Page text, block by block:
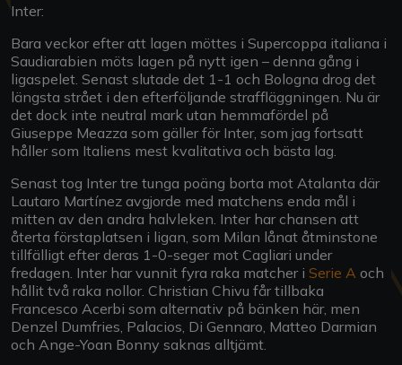
Inter:
Bara veckor efter att lagen möttes i Supercoppa italiana i
Saudiarabien möts lagen på nytt igen – denna gång i
ligaspelet. Senast slutade det 1-1 och Bologna drog det
längsta strået i den efterföljande straffläggningen. Nu är
det dock inte neutral mark utan hemmafördel på
Giuseppe Meazza som gäller för Inter, som jag fortsatt
håller som Italiens mest kvalitativa och bästa lag.
Senast tog Inter tre tunga poäng borta mot Atalanta där
Lautaro Martínez avgjorde med matchens enda mål i
mitten av den andra halvleken. Inter har chansen att
återta förstaplatsen i ligan, som Milan lånat åtminstone
tillfälligt efter deras 1-0-seger mot Cagliari under
fredagen. Inter har vunnit fyra raka matcher i Serie A och
hållit två raka nollor. Christian Chivu får tillbaka
Francesco Acerbi som alternativ på bänken här, men
Denzel Dumfries, Palacios, Di Gennaro, Matteo Darmian
och Ange-Yoan Bonny saknas alltjämt.